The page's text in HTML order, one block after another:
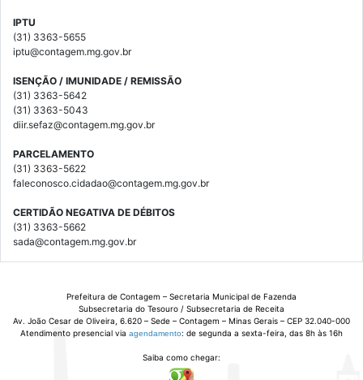
IPTU
(31) 3363-5655
iptu@contagem.mg.gov.br
ISENÇÃO / IMUNIDADE / REMISSÃO
(31) 3363-5642
(31) 3363-5043
diir.sefaz@contagem.mg.gov.br
PARCELAMENTO
(31) 3363-5622
faleconosco.cidadao@contagem.mg.gov.br
CERTIDÃO NEGATIVA DE DÉBITOS
(31) 3363-5662
sada@contagem.mg.gov.br
Prefeitura de Contagem – Secretaria Municipal de Fazenda
Subsecretaria do Tesouro / Subsecretaria de Receita
Av. João Cesar de Oliveira, 6.620 – Sede – Contagem – Minas Gerais – CEP 32.040-000
Atendimento presencial via agendamento: de segunda a sexta-feira, das 8h às 16h
Saiba como chegar: